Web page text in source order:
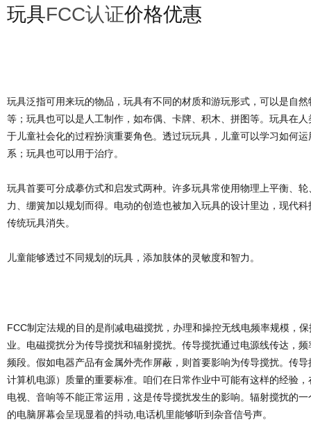
玩具FCC认证价格优惠
玩具泛指可用来玩的物品，玩具有不同的材质和游玩形式，可以是自
等；玩具也可以是人工制作，如布偶、卡牌、积木、拼图等。玩具在
于儿童社会化的过程扮演重要角色。透过玩玩具，儿童可以学习如何
系；玩具也可以用于治疗。
玩具首要可分成摹仿式和启发式两种。许多玩具常使用物理上平衡、
力、绷簧加以规划而得。电动的创造也被加入玩具的设计里边，现代
传统玩具消失。
儿童能够透过不同规划的玩具，添加肢体的灵敏度和智力。
FCC制定法规的目的是削减电磁搅扰，办理和操控无线电频率规模，
业。电磁搅扰分为传导搅扰和辐射搅扰。传导搅扰通过电源线传达，
频段。假如电器产品有金属外壳作屏蔽，则首要影响为传导搅扰。传
计算机电源）质量的重要标准。咱们在日常作业中可能有这样的经验
电视、音响等不能正常运用，这是传导搅扰发生的影响。辐射搅扰的
的电脑屏幕会呈现显着的抖动,电话机里能够听到杂音信号声。